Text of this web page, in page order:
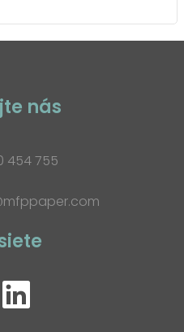
nás
454 755